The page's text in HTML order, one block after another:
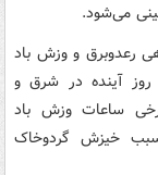
می‌شود.
رعدوبرق و وزش باد
روز آینده در شرق و
ساعات وزش باد
خیزش گردوخاک